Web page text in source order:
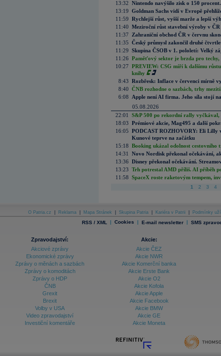
13:32 Nintendo navýšilo zisk o 150
13:19 Goldman Sachs vidí v Evropě
11:59 Rychlejší růst, vyšší marže a lepší
11:40 Meziroční růst stavební výroby v
11:37
Zahraniční obchod ČR v červnu
11:35 Český průmysl zakončil druhé
11:29 Skupina ČSOB v 1. pololetí: Velký
11:26 Paměťový sektor je brzda pro techy,
10:27 PREVIEW: CSG míří k dalšímu
knihy
8:43 Rozbřesk: Inflace v červenci mírně
8:40 ČNB rozhodne o sazbách, trhy
6:08
Apple není AI firma. Jeho síla stojí
05.08.2026
22:01
S&P 500 po rekordní rally vyčkával,
18:03 Prémiové akcie, Mag495 a další
16:05 PODCAST ROZHOVORY: Eli Lilly
Kunové teprve na začátku
15:18 Booking ukázal odolnost cestovního
14:31
Novo Nordisk překonal očekávání,
13:36 Disney překonal očekávání.
13:23 Trh potrestal AMD příliš. AI příběh
11:58 SpaceX roste raketovým tempem,
1 2 3 4
O Patria.cz Reklama Mapa Stránek Skupina Patria Kariéra v Patrii Podmínky
RSS / XML | Cookies | E-mail newsletter | SMS
Zpravodajství:
Akciové zprávy
Ekonomické zprávy
Zprávy o měnách a sazbách
Zprávy o komoditách
Zprávy o HDP
ČNB
Grexit
Brexit
Volby v USA
Video zpravodajství
Investiční komentáře
Akcie:
Akcie ČEZ
Akcie NWR
Akcie Komerční banka
Akcie Erste Bank
Akcie O2
Akcie Kofola
Akcie Apple
Akcie Facebook
Akcie BMW
Akcie GE
Akcie Moneta